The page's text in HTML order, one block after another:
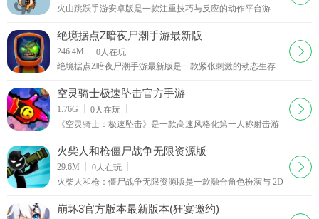
火山跳跃手游安卓版是一款注重技巧与反应的动作平台游
平台的环境中前进。其特色有无随机元素的手工设计关
绝境据点Z暗夜尸潮手游最新版
246.4M 0人在玩
绝境据点Z暗夜尸潮手游最新版是一款紧张刺激的动态生存
结合，要抵御僵尸袭击、收集资源建安全地带。环境资
下载
空灵骑士极速坠击官方手游
1.76G 0人在玩
《空灵骑士：极速坠击》是一款高速风格化第一人称射击游
伤，皮肤变紫且获指尖发射子弹能力。为复仇，他投身致命
空中战斗，既要与对手竞速，又要和巨龙搏斗，过程中高速
移动、精准射击，整个游戏节奏紧凑刺激，玩家能充分体验
到畅快淋漓的战斗快感，落地瞬间更是尽显帅气，带来独特
下载
火柴人和枪僵尸战争无限资源版
29.6M 0人在玩
火柴人和枪：僵尸战争无限资源版是一款融合角色扮演与 2D
追击，于僵尸末日求生并成为枪械大师。可利用金币在商店
下载
崩坏3官方版本最新版本(​狂宴邀约)